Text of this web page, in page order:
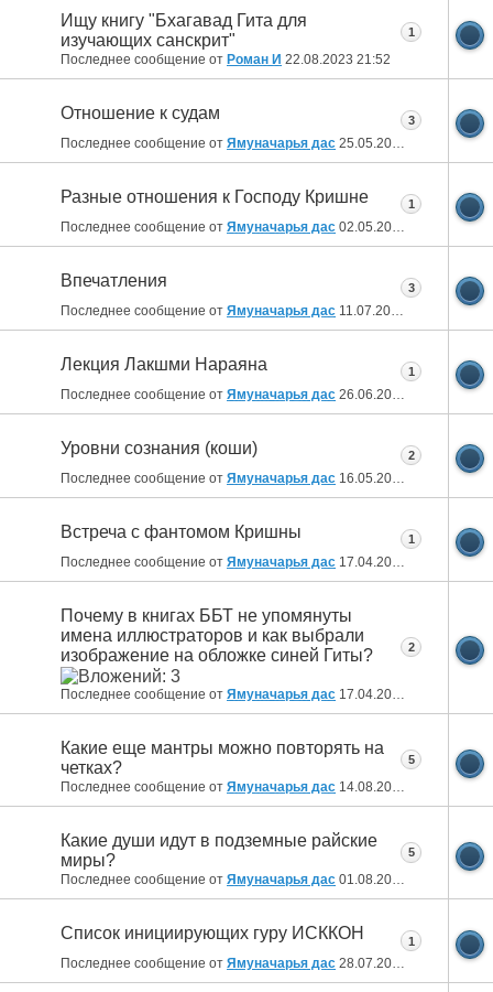
Ищу книгу "Бхагавад Гита для
изучающих санскрит"
Последнее сообщение от Роман И 22.08.2023 21:52
1
Отношение к судам
Последнее сообщение от Ямуначарья дас 25.05.2023
3
Разные отношения к Господу Кришне
Последнее сообщение от Ямуначарья дас 02.05.2023
1
Впечатления
Последнее сообщение от Ямуначарья дас 11.07.2022
3
Лекция Лакшми Нараяна
Последнее сообщение от Ямуначарья дас 26.06.2022
1
Уровни сознания (коши)
Последнее сообщение от Ямуначарья дас 16.05.2022
2
Встреча с фантомом Кришны
Последнее сообщение от Ямуначарья дас 17.04.2022
1
Почему в книгах ББТ не упомянуты
имена иллюстраторов и как выбрали
изображение на обложке синей Гиты?
Последнее сообщение от Ямуначарья дас 17.04.2022
2
Какие еще мантры можно повторять на
четках?
Последнее сообщение от Ямуначарья дас 14.08.2021
5
Какие души идут в подземные райские
миры?
Последнее сообщение от Ямуначарья дас 01.08.2021
5
Список инициирующих гуру ИСККОН
Последнее сообщение от Ямуначарья дас 28.07.2021
1